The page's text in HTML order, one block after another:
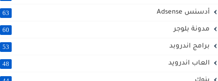
أدسنس Adsense 63
مدونة بلوجر 60
برامج اندروبد 53
العاب اندرويد 48